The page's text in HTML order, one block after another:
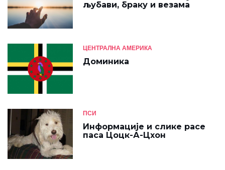
љубави, браку и везама
ЦЕНТРАЛНА АМЕРИКА
Доминика
ПСИ
Информације и слике расе
паса Цоцк-А-Цхон